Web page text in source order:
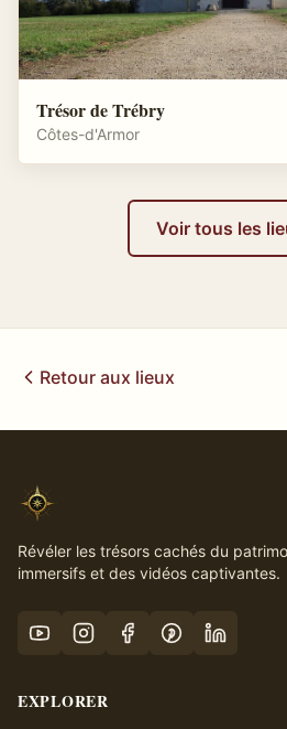
Trésor de Trébry
Côtes-d'Armor
Voir tous les
Retour aux lieux
Révéler les trésors cachés du
immersifs et des vidéos captivantes.
EXPLORER